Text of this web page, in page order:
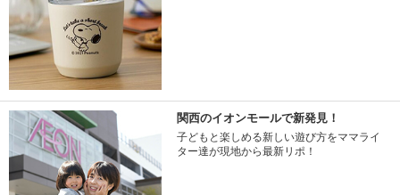
関西のイオンモールで新発見！
子どもと楽しめる新しい遊び方をママライ
ター達が現地から最新リポ！